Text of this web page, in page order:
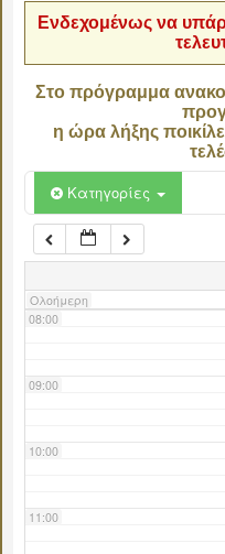
Ενδεχομένως να
Στο πρόγραμμα
η ώρα λήξης
Κατηγορίες
Ολοήμερη
06:00
07:00
08:00
09:00
10:00
11:00